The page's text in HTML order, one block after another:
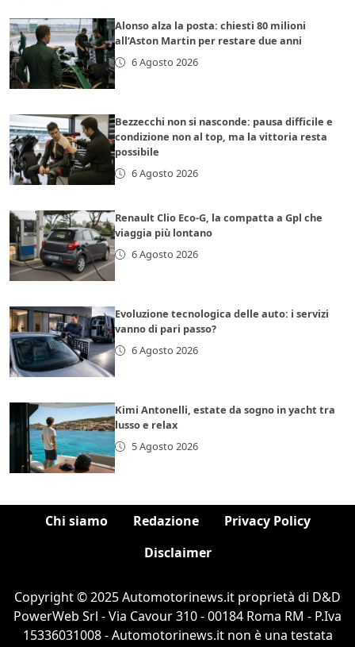
Alonso alza la posta: chiesti 80 milioni
all’Aston Martin per restare due anni
6 Agosto 2026
Bezzecchi non si nasconde: pausa difficile e
condizione non al top, ma la vittoria resta
possibile
6 Agosto 2026
Renault Clio Eco-G, la compatta a Gpl che
viaggia più lontano
6 Agosto 2026
Evoluzione tecnologica delle auto: i servizi
vanno di pari passo?
6 Agosto 2026
Kimi Antonelli, estate da sogno in yacht tra
lusso e relax
5 Agosto 2026
Chi siamo Redazione
Privacy Policy
Disclaimer
Copyright © 2025 Automotorinews.it proprietà di D&D
PowerWeb Srl - Via Cavour 310 - 00184 Roma RM - P.Iva
15336031008 - Automotorinews.it non è una testata